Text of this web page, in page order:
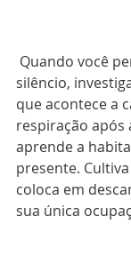
silêncio,
que acontece a
respiração após
aprende a
presente.
coloca em
sua única